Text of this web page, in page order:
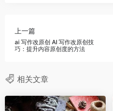
上一篇
ai 写作改原创 AI 写作改原创技
巧：提升内容原创度的方法
相关文章